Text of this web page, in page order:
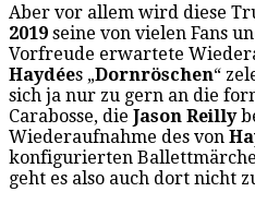
Aber vor allem wird diese
2019 seine von vielen Fans
Vorfreude erwartete
Haydées „Dornröschen“
sich ja nur zu gern an die
Carabosse, die Jason Reilly
Wiederaufnahme des von
konfigurierten
geht es also auch dort nicht